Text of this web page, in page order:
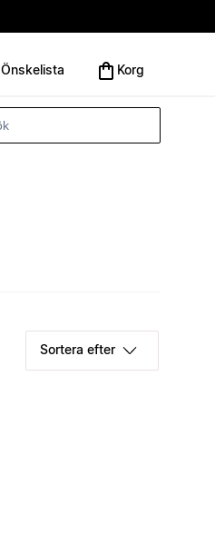
Önskelista Korg
Sortera efter